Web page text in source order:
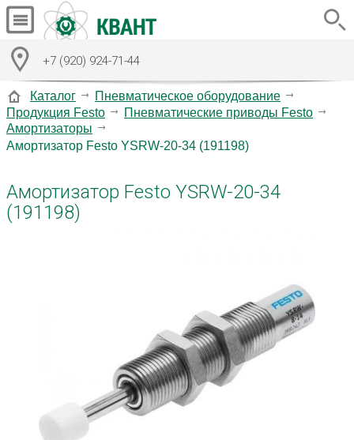
+7 (920) 924-71-44
Каталог
Пневматическое оборудование
Продукция Festo
Пневматические приводы Festo
Амортизаторы
Амортизатор Festo YSRW-20-34 (191198)
Амортизатор Festo YSRW-20-34
(191198)